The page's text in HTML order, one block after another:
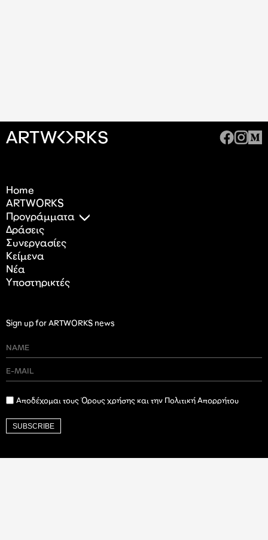
Home
ARTWORKS
Προγράμματα
Δράσεις
Συνεργασίες
Κείμενα
Nέα
Υποστηρικτές
Sign up for ARTWORKS news
Αποδέχομαι τους Όρους χρήσης και την Πολιτική Απορρήτου
SUBSCRIBE